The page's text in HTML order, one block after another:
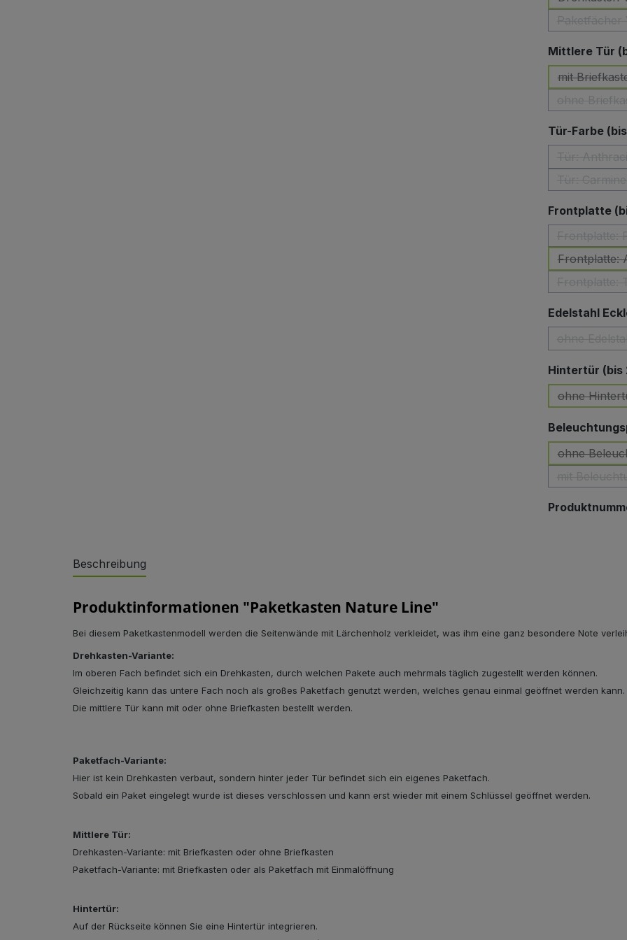
HPL-Material
Mittlere Tür
mit
Tür-Farbe
Frontplatte
Frontplatte:
Edelstahl
Hintertür (bis
ohne
ohne
Beschreibung
Produktinformationen "Paketkasten Nature Line"
Bei diesem Paketkastenmodell werden die Seitenwände mit Lärchenholz verkleidet, was ihm eine ganz besondere Note
Drehkasten-Variante:
Im oberen Fach befindet sich ein Drehkasten, durch welchen Pakete auch mehrmals täglich zugestellt werden können.
Gleichzeitig kann das untere Fach noch als großes Paketfach genutzt werden, welches genau einmal geöffnet werden kann.
Die mittlere Tür kann mit oder ohne Briefkasten bestellt werden.
Paketfach-Variante:
Hier ist kein Drehkasten verbaut, sondern hinter jeder Tür befindet sich ein eigenes Paketfach.
Sobald ein Paket eingelegt wurde ist dieses verschlossen und kann erst wieder mit einem Schlüssel geöffnet werden.
Mittlere Tür:
Drehkasten-Variante: mit Briefkasten oder ohne Briefkasten
Paketfach-Variante: mit Briefkasten oder als Paketfach mit Einmalöffnung
Hintertür:
Auf der Rückseite können Sie eine Hintertür integrieren.